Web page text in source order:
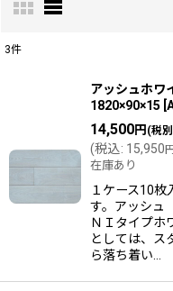
3件
アッシュホワ
1820×90×15
14,500円 (税
(税込: 15,950 円
在庫あり
１ケース10
す。アッシュ
ＮＩタイプホ
としては、ス
ら落ち着い…